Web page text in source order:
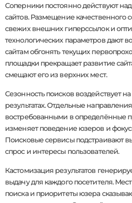
Соперники постоянно действуют
сайтов. Размещение качественного
свежих внешних гиперссылок и
технологических параметров дают
сайтам обгонять текущих
площадки прекращает развитие
смещают его из верхних мест.
Сезонность поисков воздействует
результатах. Отдельные
востребованными в определённые
изменяет поведение юзеров и
Поисковые сервисы подстраивают
спрос и интересы пользователей.
Кастомизация результатов
выдачу для каждого посетителя.
поиска и приоритеты юзера